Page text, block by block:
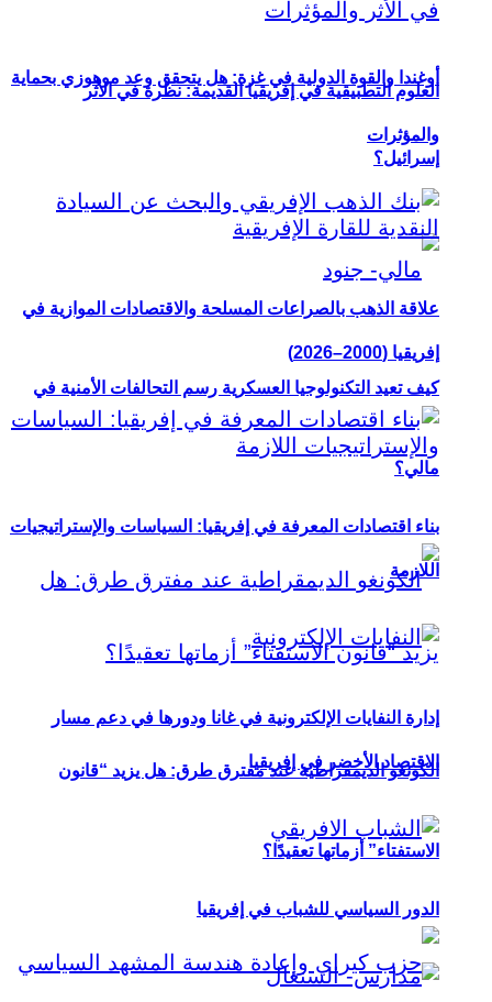
أوغندا والقوة الدولية في غزة: هل يتحقق وعد موهوزي بحماية
إسرائيل؟
كيف تعيد التكنولوجيا العسكرية رسم التحالفات الأمنية في
مالي؟
الكونغو الديمقراطية عند مفترق طرق: هل يزيد “قانون
الاستفتاء” أزماتها تعقيدًا؟
العلوم التطبيقية في إفريقيا القديمة: نظرة في الأثر
والمؤثرات
علاقة الذهب بالصراعات المسلحة والاقتصادات الموازية في
إفريقيا (2000–2026)
بناء اقتصادات المعرفة في إفريقيا: السياسات والإستراتيجيات
اللازمة
إدارة النفايات الإلكترونية في غانا ودورها في دعم مسار
الاقتصاد الأخضر في إفريقيا
الدور السياسي للشباب في إفريقيا